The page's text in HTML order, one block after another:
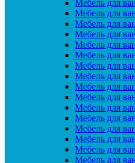
Мебель для
Мебель для
Мебель для
Мебель для
Мебель для
Мебель для
Мебель для
Мебель для
Мебель для
Мебель для
Мебель для
Мебель для
Мебель для
Мебель для
Мебель для
Мебель для